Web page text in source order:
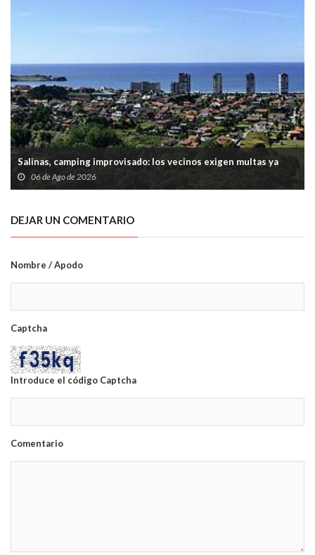
Salinas, camping improvisado: los vecinos exigen multas ya
06 de Ago de 2026
DEJAR UN COMENTARIO
Nombre / Apodo
Captcha
Introduce el código Captcha
Comentario